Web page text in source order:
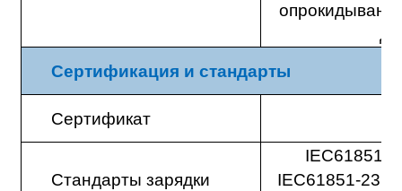
Сертификация и стандарты
Сертификат
Стандарты зарядки
IEC61851-
IEC61851-23,